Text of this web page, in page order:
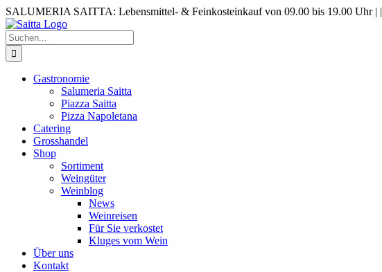
Zum
Inhalt
springen
SALUMERIA SAITTA: Lebensmittel- & Feinkosteinkauf von 09.00 bis 19.00 Uhr | |
Suche
nach:
Gastronomie
Salumeria Saitta
Piazza Saitta
Pizza Napoletana
Catering
Grosshandel
Shop
Sortiment
Weingüter
Weinblog
News
Weinreisen
Für Sie verkostet
Kluges vom Wein
Über uns
Kontakt